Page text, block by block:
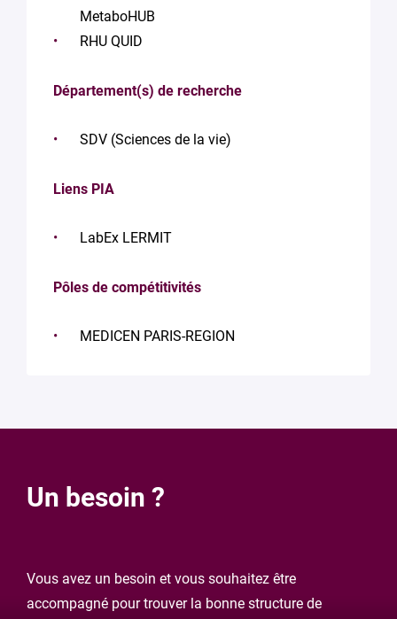
MetaboHUB
RHU QUID
Département(s) de recherche
SDV (Sciences de la vie)
Liens PIA
LabEx LERMIT
Pôles de compétitivités
MEDICEN PARIS-REGION
Un besoin ?
Vous avez un besoin et vous souhaitez être
accompagné pour trouver la bonne structure de